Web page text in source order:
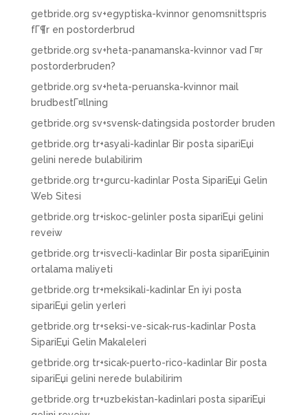
getbride.org sv+egyptiska-kvinnor genomsnittspris
fГ¶r en postorderbrud
getbride.org sv+heta-panamanska-kvinnor vad Г¤r
postorderbruden?
getbride.org sv+heta-peruanska-kvinnor mail
brudbestГ¤llning
getbride.org sv+svensk-datingsida postorder bruden
getbride.org tr+asyali-kadinlar Bir posta sipariЕџi
gelini nerede bulabilirim
getbride.org tr+gurcu-kadinlar Posta SipariЕџi Gelin
Web Sitesi
getbride.org tr+iskoc-gelinler posta sipariЕџi gelini
reveiw
getbride.org tr+isvecli-kadinlar Bir posta sipariЕџinin
ortalama maliyeti
getbride.org tr+meksikali-kadinlar En iyi posta
sipariЕџi gelin yerleri
getbride.org tr+seksi-ve-sicak-rus-kadinlar Posta
SipariЕџi Gelin Makaleleri
getbride.org tr+sicak-puerto-rico-kadinlar Bir posta
sipariЕџi gelini nerede bulabilirim
getbride.org tr+uzbekistan-kadinlari posta sipariЕџi